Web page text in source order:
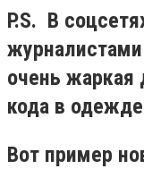
P.S. В
журналистами
очень жаркая
кода в
Вот пример